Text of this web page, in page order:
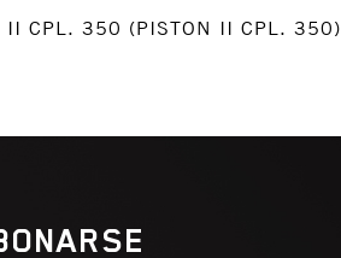
II CPL. 350 (PISTON II CPL. 350)